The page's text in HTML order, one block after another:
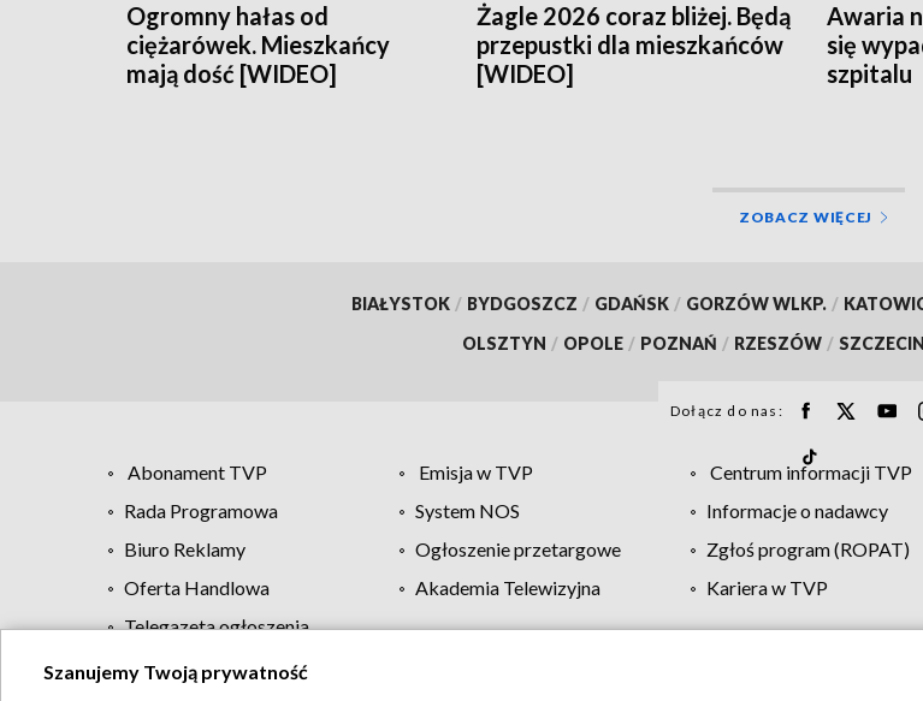
Ogromny hałas od
ciężarówek. Mieszkańcy
mają dość [WIDEO]
Żagle 2026 coraz bliżej. Będą
przepustki dla mieszkańców
[WIDEO]
Awaria
się
szpitalu
ZOBACZ WIĘCEJ
BIAŁYSTOK / BYDGOSZCZ / GDAŃSK / GORZÓW WLKP. /
OLSZTYN / OPOLE / POZNAŃ / RZESZÓW / SZCZECIN
Dołącz do nas:
Abonament TVP Emisja w TVP Centrum informacji TVP
Rada Programowa
System NOS Informacje o nadawcy
Biuro Reklamy
Ogłoszenie przetargowe Zgłoś program (ROPAT)
Oferta Handlowa
Akademia Telewizyjna Kariera w TVP
Telegazeta ogłoszenia
Szanujemy Twoją prywatność